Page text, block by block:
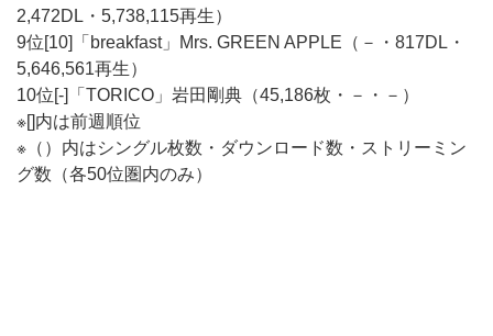
2,472DL・5,738,115再生）
9位[10]「breakfast」Mrs. GREEN APPLE（－・817DL・
5,646,561再生）
10位[-]「TORICO」岩田剛典（45,186枚・－・－）
※[]内は前週順位
※（）内はシングル枚数・ダウンロード数・ストリーミン
グ数（各50位圏内のみ）